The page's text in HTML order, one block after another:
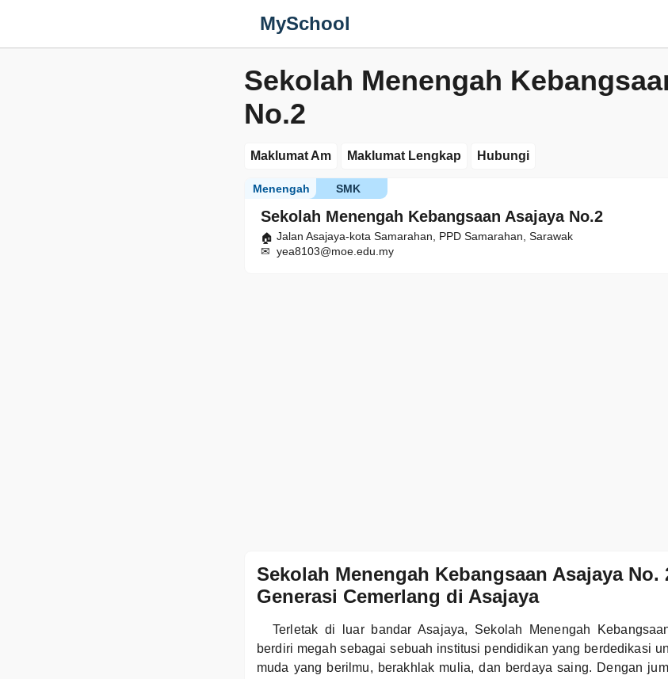
MySchool
Sekolah Menengah
No.2
Maklumat Am Maklumat Lengkap Hubungi
Sekolah Menengah Kebangsaan Asajaya No.2
SMK
Menengah
Jalan Asajaya-kota Samarahan, PPD Samarahan, Sarawak
yea8103@moe.edu.my
Sekolah Menengah Kebangsaan Asajaya No.
Generasi Cemerlang di Asajaya
Terletak di luar bandar Asajaya, Sekolah Menengah
berdiri megah sebagai sebuah institusi pendidikan yang berdedikasi
muda yang berilmu, berakhlak mulia, dan berdaya saing. Dengan